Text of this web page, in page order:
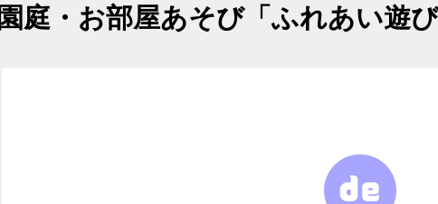
園庭・お部屋あそび「ふれあい遊